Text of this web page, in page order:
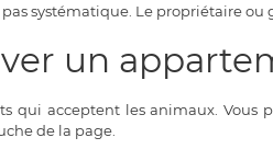
systématique. Le propriétaire
un
qui acceptent les animaux.
de la page.